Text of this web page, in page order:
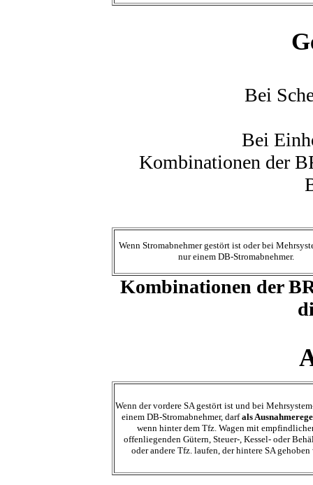
Bei
Bei
Kombinationen der
Wenn Stromabnehmer gestört ist oder bei
nur einem DB-Stromabnehmer.
Kombinationen der BR
Wenn der vordere SA gestört ist und bei
einem DB-Stromabnehmer, darfals
wenn hinter dem Tfz. Wagen mit
offenliegenden Gütern, Steuer-, Kessel- oder
oder andere Tfz. laufen, der hintere SA gehoben